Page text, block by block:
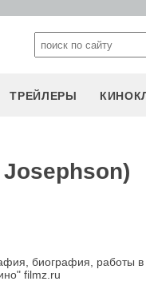
ТРЕЙЛЕРЫ
биография, работы
filmz.ru